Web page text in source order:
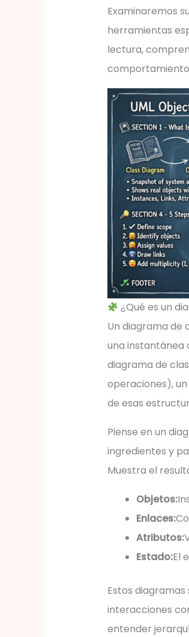
Examinaremos
herramientas
lectura,
¿Qué es un
Un diagrama de
una instantánea
diagrama de
operaciones),
de esas
Piense en un
ingredientes y
Muestra el
Objetos:
Enlaces:
Atributos:
Estado:El
Estos
interacciones
entender